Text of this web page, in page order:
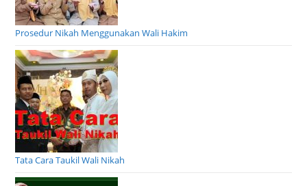
Prosedur Nikah Menggunakan Wali Hakim
Tata Cara Taukil Wali Nikah